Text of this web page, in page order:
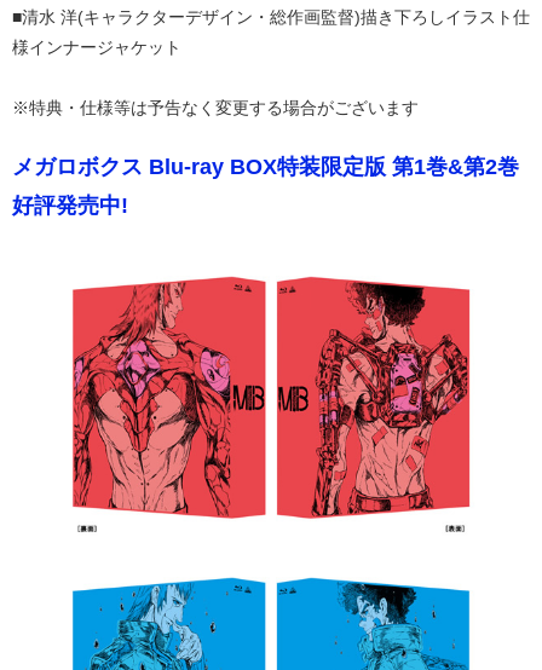
■清水 洋(キャラクターデザイン・総作画監督)描き下ろしイラスト仕
様インナージャケット
※特典・仕様等は予告なく変更する場合がございます
メガロボクス Blu-ray BOX特装限定版 第1巻&第2巻
好評発売中!